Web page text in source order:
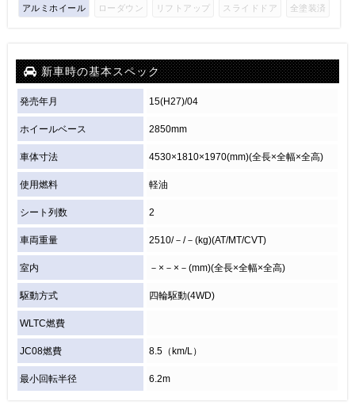
アルミホイール ローダウン リフトアップ スライドドア 全塗装済
新車時の基本スペック
発売年月 15(H27)/04
ホイールベース 2850mm
車体寸法 4530×1810×1970(mm)(全長×全幅×全高)
使用燃料 軽油
シート列数 2
車両重量 2510/－/－(kg)(AT/MT/CVT)
室内 －×－×－(mm)(全長×全幅×全高)
駆動方式 四輪駆動(4WD)
WLTC燃費
JC08燃費 8.5（km/L）
最小回転半径 6.2m